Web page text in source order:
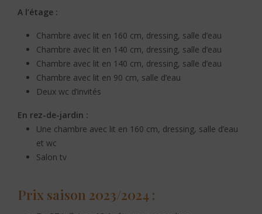
A l’étage :
Chambre avec lit en 160 cm, dressing, salle d’eau
Chambre avec lit en 140 cm, dressing, salle d’eau
Chambre avec lit en 140 cm, dressing, salle d’eau
Chambre avec lit en 90 cm, salle d’eau
Deux wc d’invités
En rez-de-jardin :
Une chambre avec lit en 160 cm, dressing, salle d’eau
et wc
Salon tv
Prix saison 2023/2024 :